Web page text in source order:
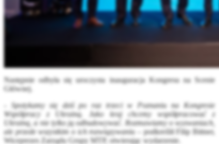
Następnie odbyła się uroczysta inauguracja Kongresu na Scenie
Głównej.
Spotykamy się dziś po raz trzeci w Poznaniu na Kongresie
Współpracy z Ukrainą. Jako kraj chcemy współpracować z
Ukrainą, a nie tylko ją odbudowywać. Rozmawiamy o wyzwaniach,
ale przede wszystkim o ich rozwiązywaniu – podkreślił Filip Bittner,
Wiceprezes Zarządu Grupy MTP, otwierając wydarzenie.